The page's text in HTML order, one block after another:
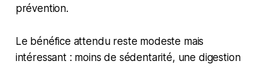
prévention.
Le bénéfice attendu reste modeste mais
intéressant : moins de sédentarité, une digestion